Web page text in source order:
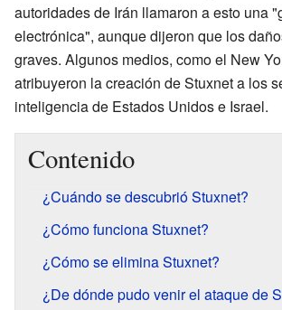
autoridades de Irán llamaron a esto una
electrónica", aunque dijeron que los
graves. Algunos medios, como el New
atribuyeron la creación de Stuxnet a los
inteligencia de Estados Unidos e Israel.
Contenido
¿Cuándo se descubrió Stuxnet?
¿Cómo funciona Stuxnet?
¿Cómo se elimina Stuxnet?
¿De dónde pudo venir el ataque de